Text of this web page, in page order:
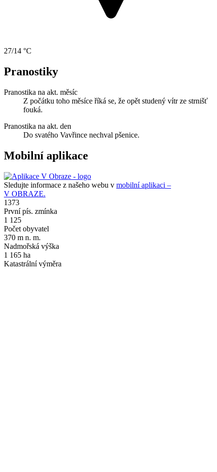
27/14 °C
Pranostiky
Pranostika na akt. měsíc
Z počátku toho měsíce říká se, že opět studený vítr ze strnišť
fouká.
Pranostika na akt. den
Do svatého Vavřince nechval pšenice.
Mobilní aplikace
Sledujte informace z našeho webu v mobilní aplikaci –
V OBRAZE.
1373
První pís. zmínka
1 125
Počet obyvatel
370 m n. m.
Nadmořská výška
1 165 ha
Katastrální výměra